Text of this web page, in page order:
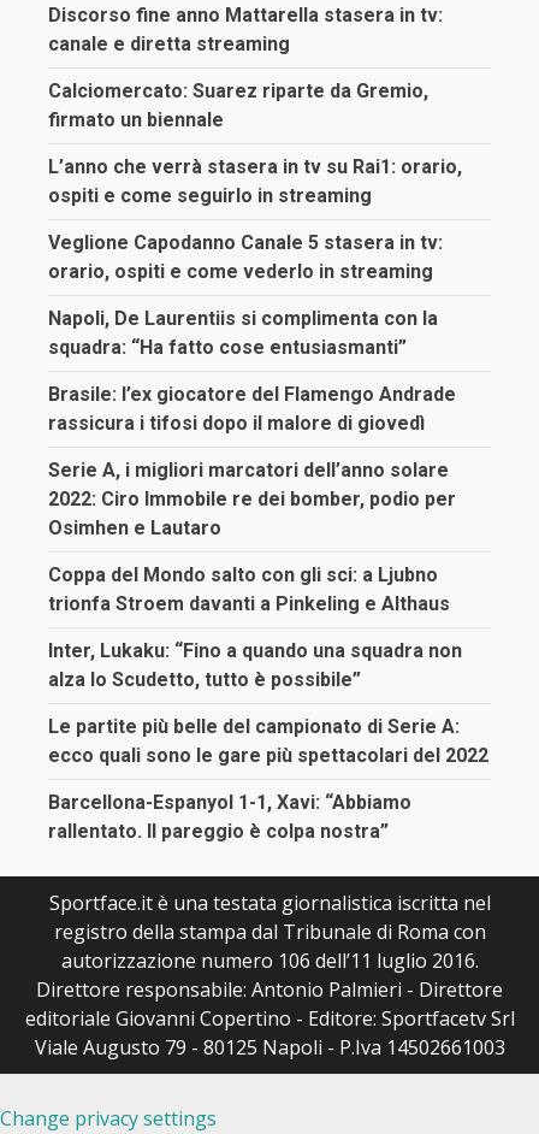
Discorso fine anno Mattarella stasera in tv:
canale e diretta streaming
Calciomercato: Suarez riparte da Gremio,
firmato un biennale
L’anno che verrà stasera in tv su Rai1: orario,
ospiti e come seguirlo in streaming
Veglione Capodanno Canale 5 stasera in tv:
orario, ospiti e come vederlo in streaming
Napoli, De Laurentiis si complimenta con la
squadra: “Ha fatto cose entusiasmanti”
Brasile: l’ex giocatore del Flamengo Andrade
rassicura i tifosi dopo il malore di giovedì
Serie A, i migliori marcatori dell’anno solare
2022: Ciro Immobile re dei bomber, podio per
Osimhen e Lautaro
Coppa del Mondo salto con gli sci: a Ljubno
trionfa Stroem davanti a Pinkeling e Althaus
Inter, Lukaku: “Fino a quando una squadra non
alza lo Scudetto, tutto è possibile”
Le partite più belle del campionato di Serie A:
ecco quali sono le gare più spettacolari del 2022
Barcellona-Espanyol 1-1, Xavi: “Abbiamo
rallentato. Il pareggio è colpa nostra”
Sportface.it è una testata giornalistica iscritta nel
registro della stampa dal Tribunale di Roma con
autorizzazione numero 106 dell’11 luglio 2016.
Direttore responsabile: Antonio Palmieri - Direttore
editoriale Giovanni Copertino - Editore: Sportfacetv Srl
Viale Augusto 79 - 80125 Napoli - P.Iva 14502661003
Change privacy settings